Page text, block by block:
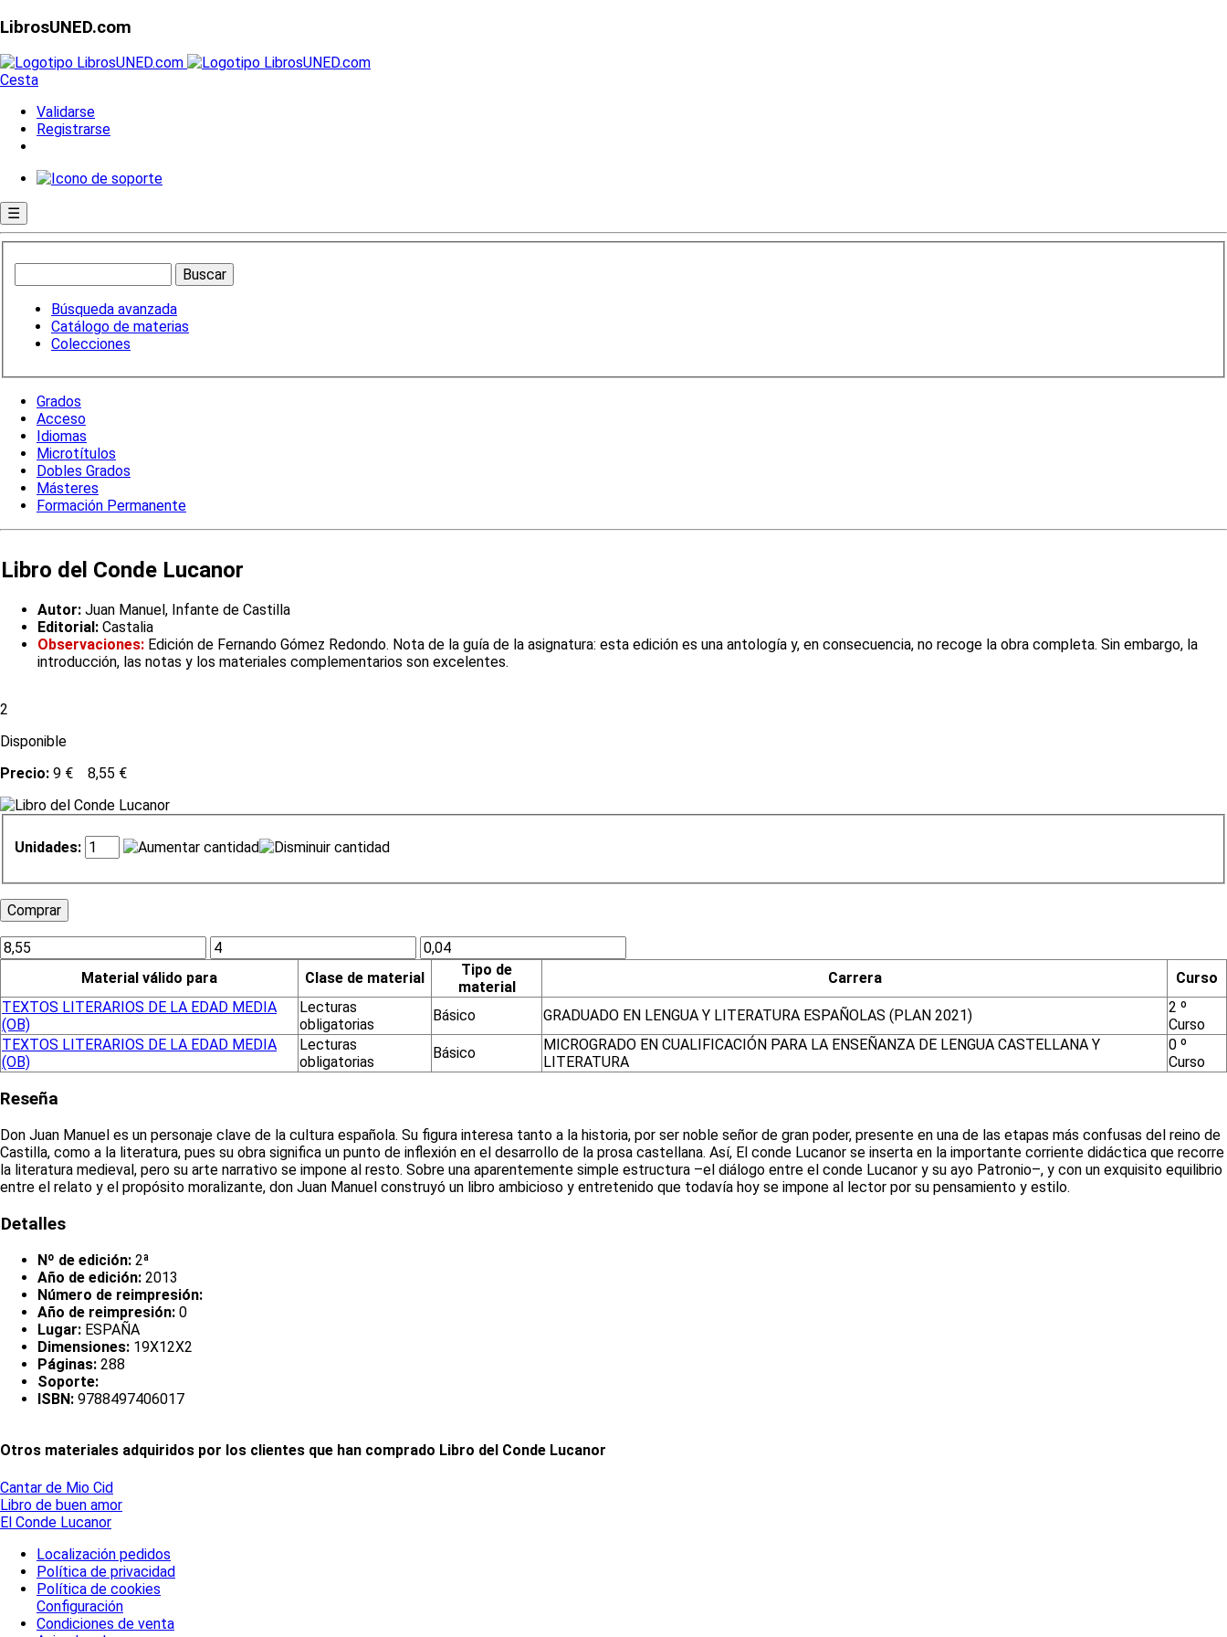
LibrosUNED.com
Cesta
Validarse
Registrarse
☰
Búsqueda avanzada
Catálogo de materias
Colecciones
Grados
Acceso
Idiomas
Microtítulos
Dobles Grados
Másteres
Formación Permanente
Libro del Conde Lucanor
Autor: Juan Manuel, Infante de Castilla
Editorial: Castalia
Observaciones: Edición de Fernando Gómez Redondo. Nota de la guía de la asignatura: esta edición es una antología y, en consecuencia, no recoge la obra completa. Sin embargo, la
introducción, las notas y los materiales complementarios son excelentes.
2
Disponible
Precio: 9 € 8,55 €
Unidades:
Material válido para Clase de material
Tipo de
material
Carrera
Curso
TEXTOS LITERARIOS DE LA EDAD MEDIA
(OB)
Lecturas
obligatorias
Básico GRADUADO EN LENGUA Y LITERATURA ESPAÑOLAS (PLAN 2021)
2 º
Curso
TEXTOS LITERARIOS DE LA EDAD MEDIA
(OB)
Lecturas
obligatorias
Básico
MICROGRADO EN CUALIFICACIÓN PARA LA ENSEÑANZA DE LENGUA CASTELLANA Y
LITERATURA
0 º
Curso
Reseña
Don Juan Manuel es un personaje clave de la cultura española. Su figura interesa tanto a la historia, por ser noble señor de gran poder, presente en una de las etapas más confusas del reino de
Castilla, como a la literatura, pues su obra significa un punto de inflexión en el desarrollo de la prosa castellana. Así, El conde Lucanor se inserta en la importante corriente didáctica que recorre
la literatura medieval, pero su arte narrativo se impone al resto. Sobre una aparentemente simple estructura –el diálogo entre el conde Lucanor y su ayo Patronio–, y con un exquisito equilibrio
entre el relato y el propósito moralizante, don Juan Manuel construyó un libro ambicioso y entretenido que todavía hoy se impone al lector por su pensamiento y estilo.
Detalles
Nº de edición: 2ª
Año de edición: 2013
Número de reimpresión:
Año de reimpresión: 0
Lugar: ESPAÑA
Dimensiones: 19X12X2
Páginas: 288
Soporte:
ISBN: 9788497406017
Otros materiales adquiridos por los clientes que han comprado Libro del Conde Lucanor
Cantar de Mio Cid
Libro de buen amor
El Conde Lucanor
Localización pedidos
Política de privacidad
Política de cookies
Configuración
Condiciones de venta